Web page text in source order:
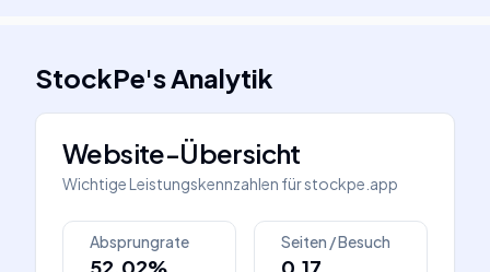
StockPe'sAnalytik
Website-Übersicht
Wichtige Leistungskennzahlen fürstockpe.app
Absprungrate Seiten / Besuch